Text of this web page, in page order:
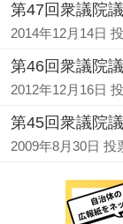
第47回衆議院
2014年12月14日
第46回衆議院
2012年12月16日
第45回衆議院
2009年8月30日 投